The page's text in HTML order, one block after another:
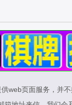
大陆
web页面服务，并